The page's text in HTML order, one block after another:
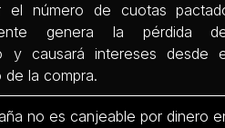
el número de cuotas
genera la pérdida
y causará intereses desde
de la compra.
no es canjeable por dinero